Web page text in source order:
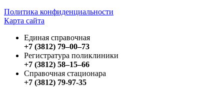
Политика конфиденциальности
Карта сайта
Единая справочная
+7 (3812) 79‒00‒73
Регистратура поликлиники
+7 (3812) 58‒15‒66
Справочная стационара
+7 (3812) 79-97-35